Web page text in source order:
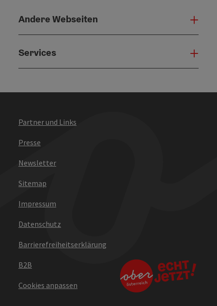
Andere Webseiten
Services
Partner und Links
Presse
Newsletter
Sitemap
Impressum
Datenschutz
Barrierefreiheitserklärung
B2B
Cookies anpassen